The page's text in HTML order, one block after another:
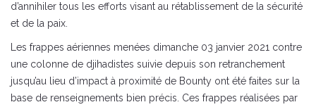
d’annihiler tous les efforts visant au rétablissement de la sécurité
et de la paix.
Les frappes aériennes menées dimanche 03 janvier 2021 contre
une colonne de djihadistes suivie depuis son retranchement
jusqu’au lieu d’impact à proximité de Bounty ont été faites sur la
base de renseignements bien précis. Ces frappes réalisées par